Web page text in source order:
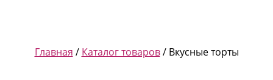
Главная / Каталог товаров/ Вкусные торты